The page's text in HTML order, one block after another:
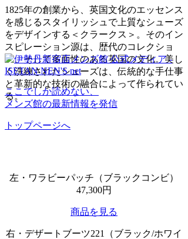
1825年の創業から、英国文化のエッセンス
を感じるスタイリッシュで上質なシューズ
をデザインする＜クラークス＞。そのイン
スピレーション源は、歴代のコレクショ
ン、そして多面性のある英国の文化。美し
く洗練されたシューズは、伝統的な手仕事
と革新的な技術の融合によって作られてい
る。
左・ワラビーパッチ（ブラックコンビ）
47,300円
商品を見る
右・デザートブーツ221（ブラック/ホワイ
ここでしか読めない、
メンズ館の最新情報を発信
トップページへ